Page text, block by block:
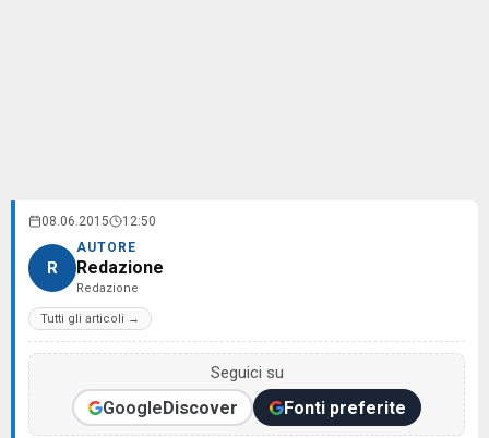
08.06.2015 12:50
R
AUTORE
Redazione
Redazione
Tutti gli articoli →
Seguici su
GoogleDiscover Fonti preferite